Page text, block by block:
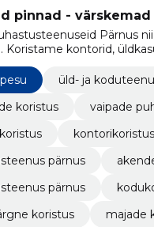
pinnad -
Pärnus
Koristame kontorid,
ruumid, laod,
üld- ja
koristus
vaipade
kontorikoristus
pärnus
pärnus
koristus
majade